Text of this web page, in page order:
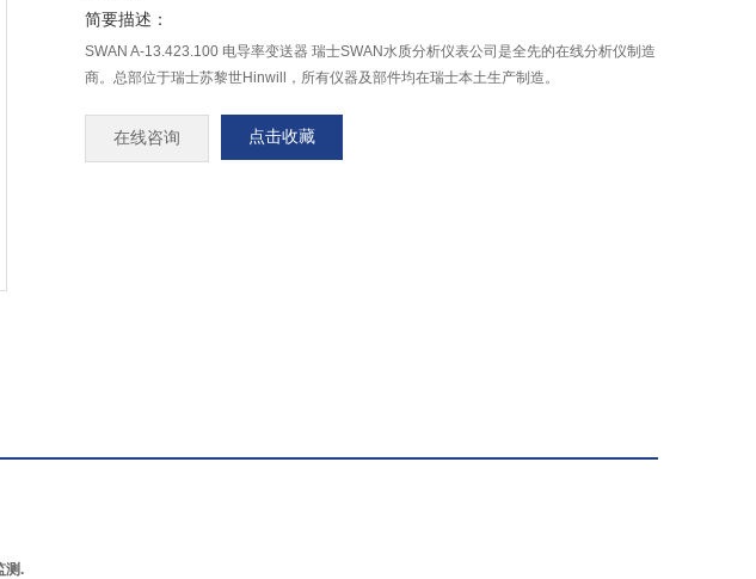
简要描述：
SWAN A-13.423.100 电导率变送器 瑞士SWAN水质分析仪表公司是全先的在线分析仪制造
商。总部位于瑞士苏黎世Hinwill，所有仪器及部件均在瑞士本土生产制造。
在线咨询 点击收藏
测.